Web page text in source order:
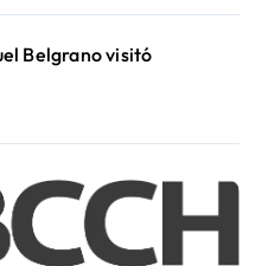
Belgrano visitó